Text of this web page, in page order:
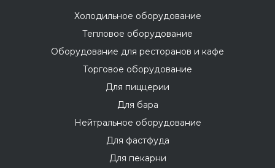
Холодильное оборудование
Тепловое оборудование
Оборудование для ресторанов и кафе
Торговое оборудование
Для пиццерии
Для бара
Нейтральное оборудование
Для фастфуда
Для пекарни